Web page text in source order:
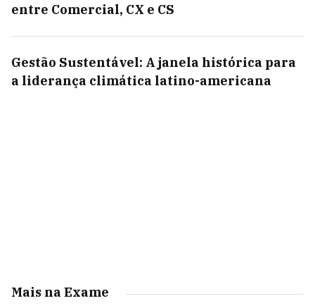
entre Comercial, CX e CS
Gestão Sustentável: A janela histórica para
a liderança climática latino-americana
Mais na Exame